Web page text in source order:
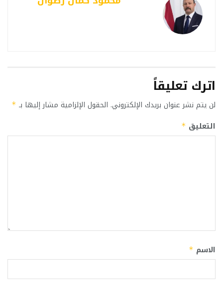
اترك تعليقاً
لن يتم نشر عنوان بريدك الإلكتروني. الحقول الإلزامية مشار إليها بـ *
التعليق *
الاسم *